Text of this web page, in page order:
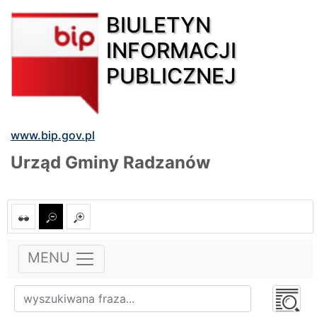
BIULETYN
INFORMACJI
PUBLICZNEJ
www.bip.gov.pl
Urząd Gminy Radzanów
MENU